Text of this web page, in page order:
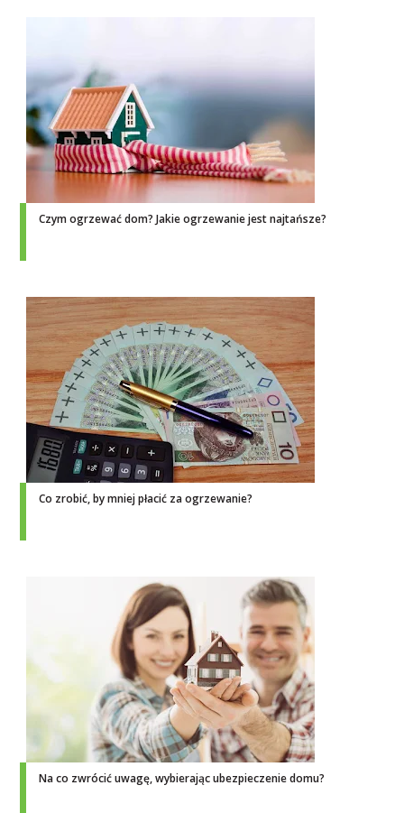
Czym ogrzewać dom? Jakie ogrzewanie jest najtańsze?
Co zrobić, by mniej płacić za ogrzewanie?
Na co zwrócić uwagę, wybierając ubezpieczenie domu?